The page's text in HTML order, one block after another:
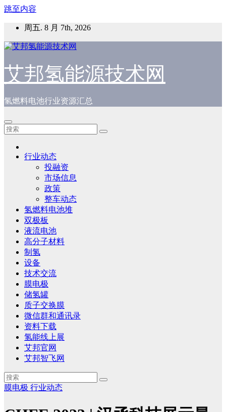
跳至内容
周五. 8 月 7th, 2026
艾邦氢能源技术网
氢燃料电池行业资源汇总
行业动态
投融资
市场信息
政策
整车动态
氢燃料电池堆
双极板
液流电池
高分子材料
制氢
设备
技术交流
膜电极
储氢罐
质子交换膜
微信群和通讯录
资料下载
氢能线上展
艾邦官网
艾邦智飞网
膜电极 行业动态